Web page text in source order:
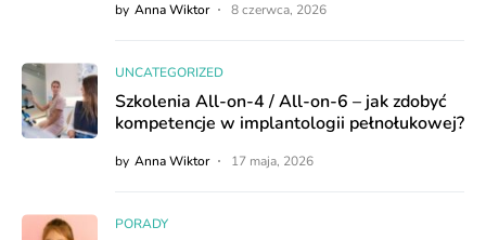
by Anna Wiktor 8 czerwca, 2026
UNCATEGORIZED
Szkolenia All-on-4 / All-on-6 – jak zdobyć
kompetencje w implantologii pełnołukowej?
by Anna Wiktor 17 maja, 2026
PORADY